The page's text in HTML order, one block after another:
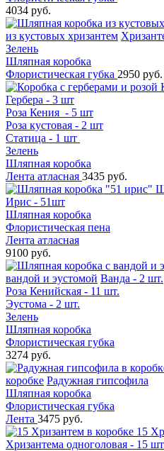
4034 руб.
из кустовых хризантем
Зелень
Шляпная коробка
Флористическая губка 2950 руб.
Гербера - 3 шт
Роза Кения - 5 шт
Роза кустовая - 2 шт
Статица - 1 шт
Зелень
Шляпная коробка
Лента атласная 3435 руб.
Ирис - 51шт
Шляпная коробка
Флористическая пена
Лента атласная
9100 руб.
вандой и эустомой Ванда - 2 шт.
Роза Кенийская - 11 шт.
Эустома - 2 шт.
Зелень
Шляпная коробка
Флористическая губка
3274 руб.
коробке Радужная гипсофила
Шляпная коробка
Флористическая губка
Лента 3475 руб.
15
Хризантема одноголовая - 15